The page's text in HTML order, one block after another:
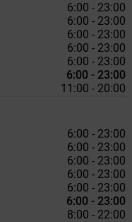
6:00 - 23:00
6:00 - 23:00
6:00 - 23:00
6:00 - 23:00
6:00 - 23:00
6:00 - 23:00
11:00 - 20:00
6:00 - 23:00
6:00 - 23:00
6:00 - 23:00
6:00 - 23:00
6:00 - 23:00
6:00 - 23:00
8:00 - 22:00